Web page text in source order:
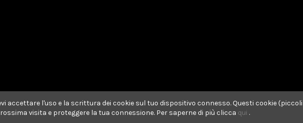
accettare l'uso e la scrittura dei cookie sul tuo dispositivo connesso. Questi cookie
visita e proteggere la tua connessione. Per saperne di più clicca qui .